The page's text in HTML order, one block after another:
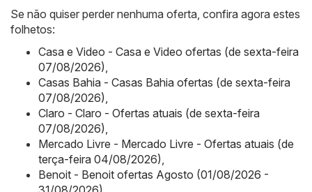
Se não quiser perder nenhuma oferta, confira agora estes
folhetos:
Casa e Video - Casa e Video ofertas (de sexta-feira
07/08/2026),
Casas Bahia - Casas Bahia ofertas (de sexta-feira
07/08/2026),
Claro - Claro - Ofertas atuais (de sexta-feira
07/08/2026),
Mercado Livre - Mercado Livre - Ofertas atuais (de
terça-feira 04/08/2026),
Benoit - Benoit ofertas Agosto (01/08/2026 -